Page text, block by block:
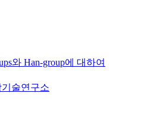
와 Han-group에 대하여
술연구소